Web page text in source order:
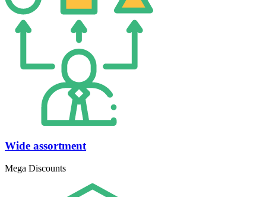
Wide assortment
Mega Discounts